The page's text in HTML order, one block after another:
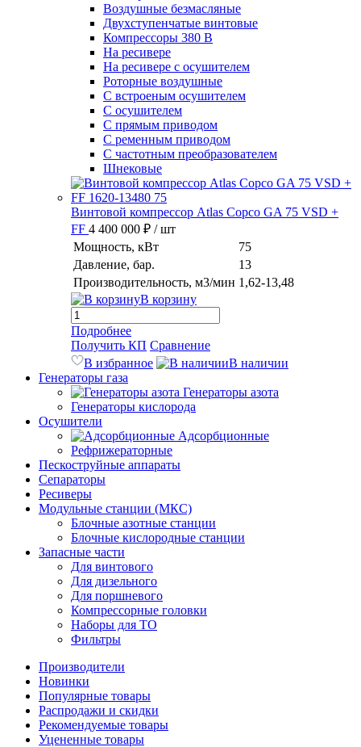
Воздушные безмасляные
Двухступенчатые винтовые
Компрессоры 380 В
На ресивере
На ресивере с осушителем
Роторные воздушные
С встроеным осушителем
С осушителем
С прямым приводом
С ременным приводом
С частотным преобразователем
Шнековые
Винтовой компрессор Atlas Copco GA 75 VSD +
FF 4 400 000 ₽ / шт
Мощность, кВт
75
Давление, бар.
13
Производительность, м3/мин 1,62-13,48
В корзину
Подробнее
Получить КП Сравнение
В избранное
В наличии
Генераторы газа
Генераторы азота
Генераторы кислорода
Осушители
Адсорбционные
Рефрижераторные
Пескоструйные аппараты
Сепараторы
Ресиверы
Модульные станции (МКС)
Блочные азотные станции
Блочные кислородные станции
Запасные части
Для винтового
Для дизельного
Для поршневого
Компрессорные головки
Наборы для ТО
Фильтры
Производители
Новинки
Популярные товары
Распродажи и скидки
Рекомендуемые товары
Уцененные товары